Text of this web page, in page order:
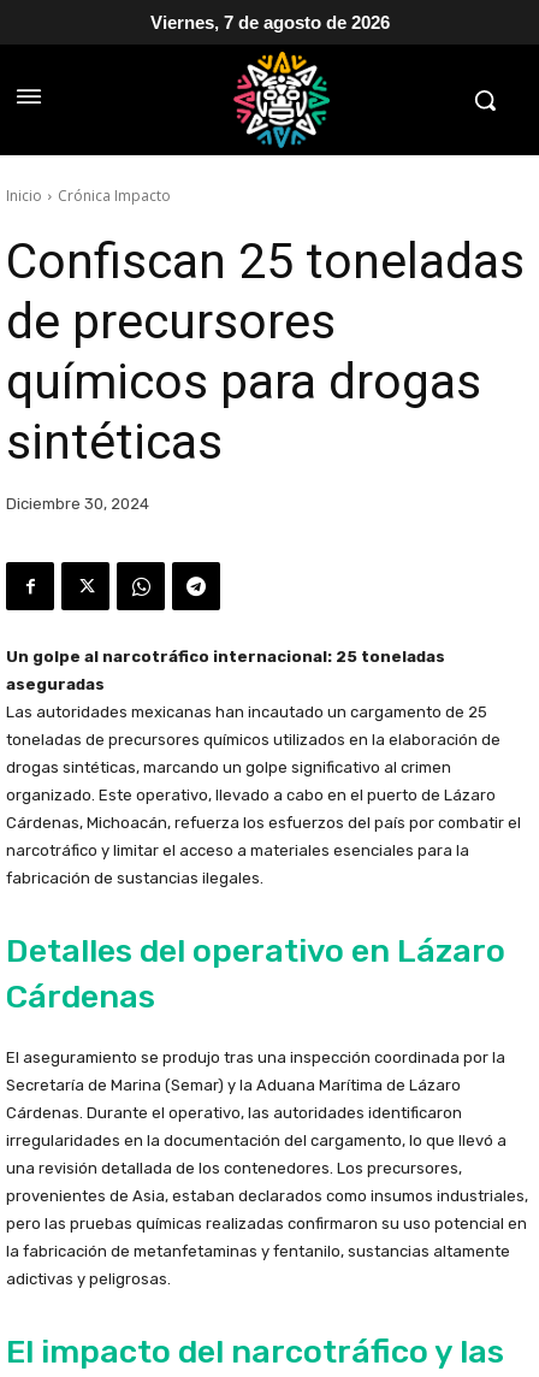
Viernes, 7 de agosto de 2026
Inicio Crónica Impacto
Confiscan 25 toneladas
de precursores
químicos para drogas
sintéticas
Diciembre 30, 2024
Un golpe al narcotráfico internacional: 25 toneladas
aseguradas
Las autoridades mexicanas han incautado un cargamento de 25
toneladas de precursores químicos utilizados en la elaboración de
drogas sintéticas, marcando un golpe significativo al crimen
organizado. Este operativo, llevado a cabo en el puerto de Lázaro
Cárdenas, Michoacán, refuerza los esfuerzos del país por combatir el
narcotráfico y limitar el acceso a materiales esenciales para la
fabricación de sustancias ilegales.
Detalles del operativo en Lázaro
Cárdenas
El aseguramiento se produjo tras una inspección coordinada por la
Secretaría de Marina (Semar) y la Aduana Marítima de Lázaro
Cárdenas. Durante el operativo, las autoridades identificaron
irregularidades en la documentación del cargamento, lo que llevó a
una revisión detallada de los contenedores. Los precursores,
provenientes de Asia, estaban declarados como insumos industriales,
pero las pruebas químicas realizadas confirmaron su uso potencial en
la fabricación de metanfetaminas y fentanilo, sustancias altamente
adictivas y peligrosas.
El impacto del narcotráfico y las